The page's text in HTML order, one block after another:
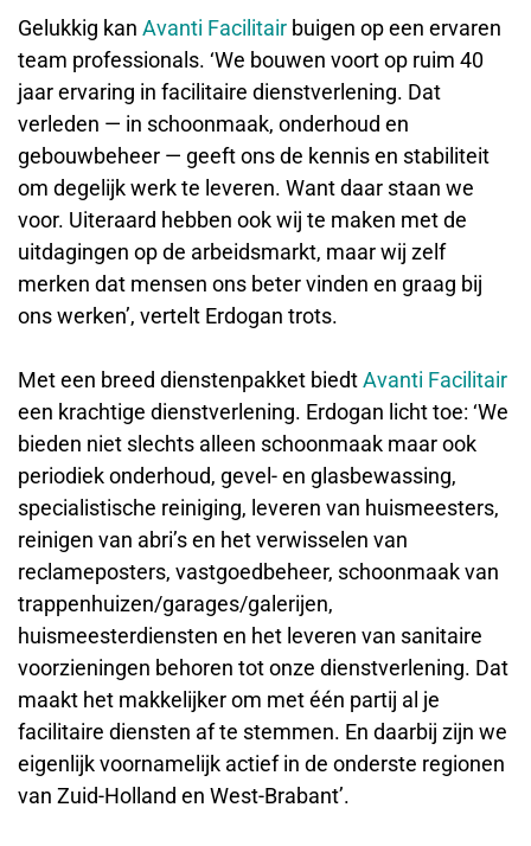
Gelukkig kan Avanti Facilitair buigen op een ervaren
team professionals. ‘We bouwen voort op ruim 40
jaar ervaring in facilitaire dienstverlening. Dat
verleden — in schoonmaak, onderhoud en
gebouwbeheer — geeft ons de kennis en stabiliteit
om degelijk werk te leveren. Want daar staan we
voor. Uiteraard hebben ook wij te maken met de
uitdagingen op de arbeidsmarkt, maar wij zelf
merken dat mensen ons beter vinden en graag bij
ons werken’, vertelt Erdogan trots.
Met een breed dienstenpakket biedtAvanti Facilitair
een krachtige dienstverlening. Erdogan licht toe: ‘We
bieden niet slechts alleen schoonmaak maar ook
periodiek onderhoud, gevel- en glasbewassing,
specialistische reiniging, leveren van huismeesters,
reinigen van abri’s en het verwisselen van
reclameposters, vastgoedbeheer, schoonmaak van
trappenhuizen/garages/galerijen,
huismeesterdiensten en het leveren van sanitaire
voorzieningen behoren tot onze dienstverlening. Dat
maakt het makkelijker om met één partij al je
facilitaire diensten af te stemmen. En daarbij zijn we
eigenlijk voornamelijk actief in de onderste regionen
van Zuid-Holland en West-Brabant’.